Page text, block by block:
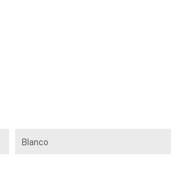
Blanco